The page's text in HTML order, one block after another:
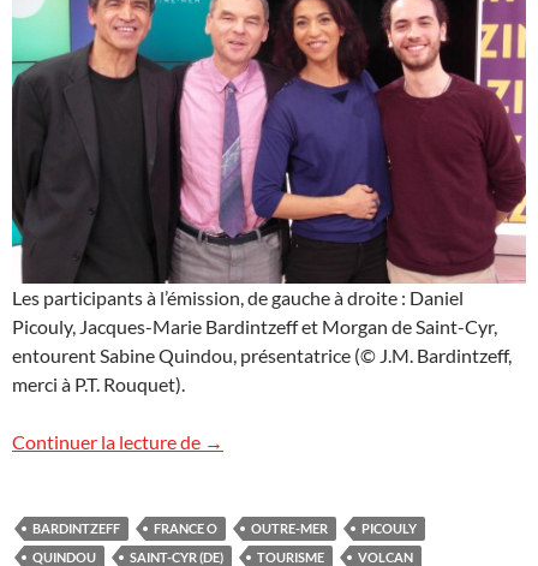
Les participants à l’émission, de gauche à droite : Daniel
Picouly, Jacques-Marie Bardintzeff et Morgan de Saint-Cyr,
entourent Sabine Quindou, présentatrice (© J.M. Bardintzeff,
merci à P.T. Rouquet).
Continuer la lecture de Volcans et tourisme sur France O (TV)
→
BARDINTZEFF FRANCE O OUTRE-MER
PICOULY
QUINDOU
SAINT-CYR (DE) TOURISME VOLCAN